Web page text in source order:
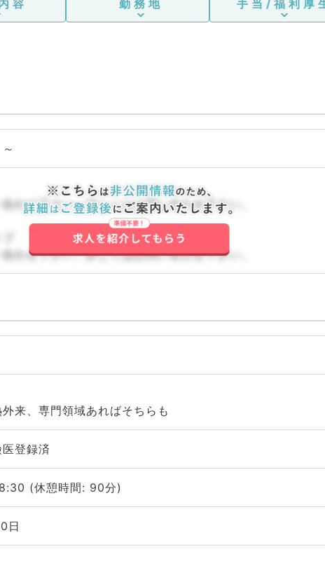
容 勤務地 手当/福利厚
合わせ下さい。詳しくはお問い合わせ下さい。
合わせ下さい。詳しくはお問い合わせ下さい。
来、専門領域あればそちらも
登録済
(休憩時間: 90分)
日